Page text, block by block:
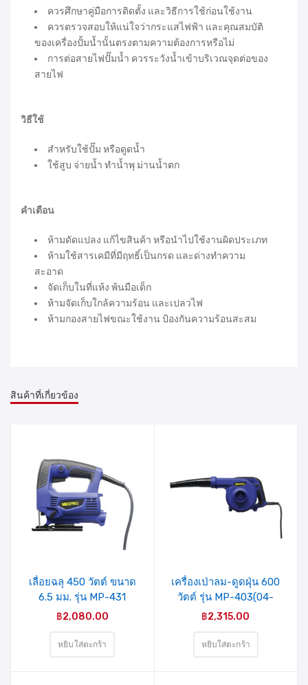
ควรศึกษาคู่มือการติดตั้ง และวิธีการใช้ก่อนใช้งาน
ควรตรวจสอบให้แน่ใจว่ากระแสไฟฟ้า และคุณสมบัติ
ของเครื่องปั้มน้ำนั้นตรงตามความต้องการหรือไม่
การต่อสายไฟปั๊มน้ำ ควรระวังน้ำเข้าบริเวณจุดต่อของ
สายไฟ
วิธีใช้
สำหรับใช้ปั๊ม หรือดูดน้ำ
ใช้สูบ จ่ายน้ำ ทำน้ำพุ ม่านน้ำตก
คำเตือน
ห้ามดัดแปลง แก้ไขสินค้า หรือนำไปใช้งานผิดประเภท
ห้ามใช้สารเคมีที่มีฤทธิ์เป็นกรด และด่างทำความ
สะอาด
จัดเก็บในที่แห้ง พ้นมือเด็ก
ห้ามจัดเก็บใกล้ความร้อน และเปลวไฟ
ห้ามกองสายไฟขณะใช้งาน ป้องกันความร้อนสะสม
สินค้าที่เกี่ยวข้อง
เลื่อยฉลุ 450 วัตต์ ขนาด
6.5 มม. รุ่น MP-431
MIXPRO
฿2,080.00
หยิบใส่ตะกร้า
เครื่องเป่าลม-ดูดฝุ่น 600
วัตต์ รุ่น MP-403(04-
009-005) MIXPRO
฿2,315.00
หยิบใส่ตะกร้า